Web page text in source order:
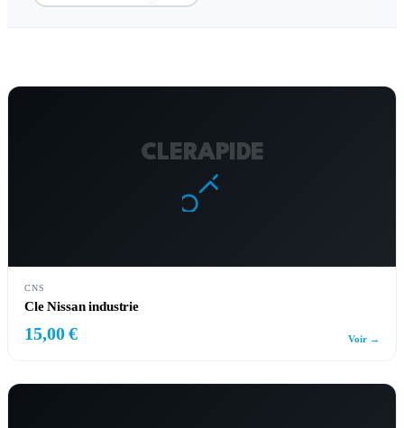
CLERAPIDE
CNS
Cle Nissan industrie
15,00 € Voir →